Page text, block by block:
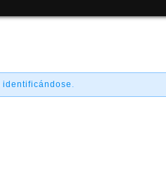
identificándose .